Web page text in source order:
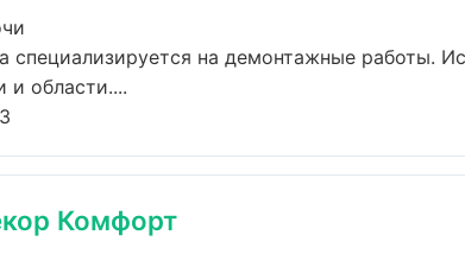
специализируется на демонтажные работы.
и области....
Комфорт